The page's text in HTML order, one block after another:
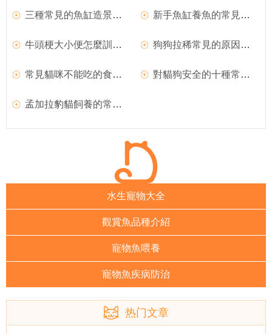
三種常見的魚缸造景介紹,魚缸造景的注意事項 新手魚缸養魚的常見問題有哪些,養魚心得
牛頭梗大小便怎麼訓練,牛頭梗的常見疾病及防治 狗狗拉稀常見的原因有哪些呢
常見貓咪不能吃的食物,貓咪絕對不能吃的食物 對貓狗安全的十種常見家養植物
孟加拉豹貓飼養的常見問題
水生寵物大全
觀賞魚品種介紹
寵物魚喂養
寵物魚疾病防治
热门文章